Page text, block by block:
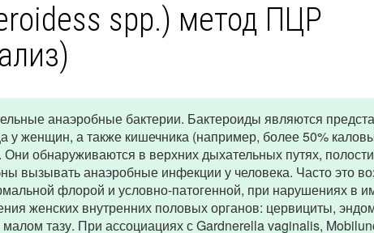
spp.) метод ПЦР
анаэробные бактерии. Бактероиды являются
женщин, а также кишечника (например, более 50%
обнаруживаются в верхних дыхательных путях, полости
вызывать анаэробные инфекции у человека. Часто это
флорой и условно-патогенной, при нарушениях в
женских внутренних половых органов: цервициты,
тазу. При ассоциациях с Gardnerella vaginalis,